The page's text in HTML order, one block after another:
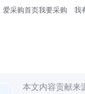
爱采购首页我要采购 我
本文内容贡献来